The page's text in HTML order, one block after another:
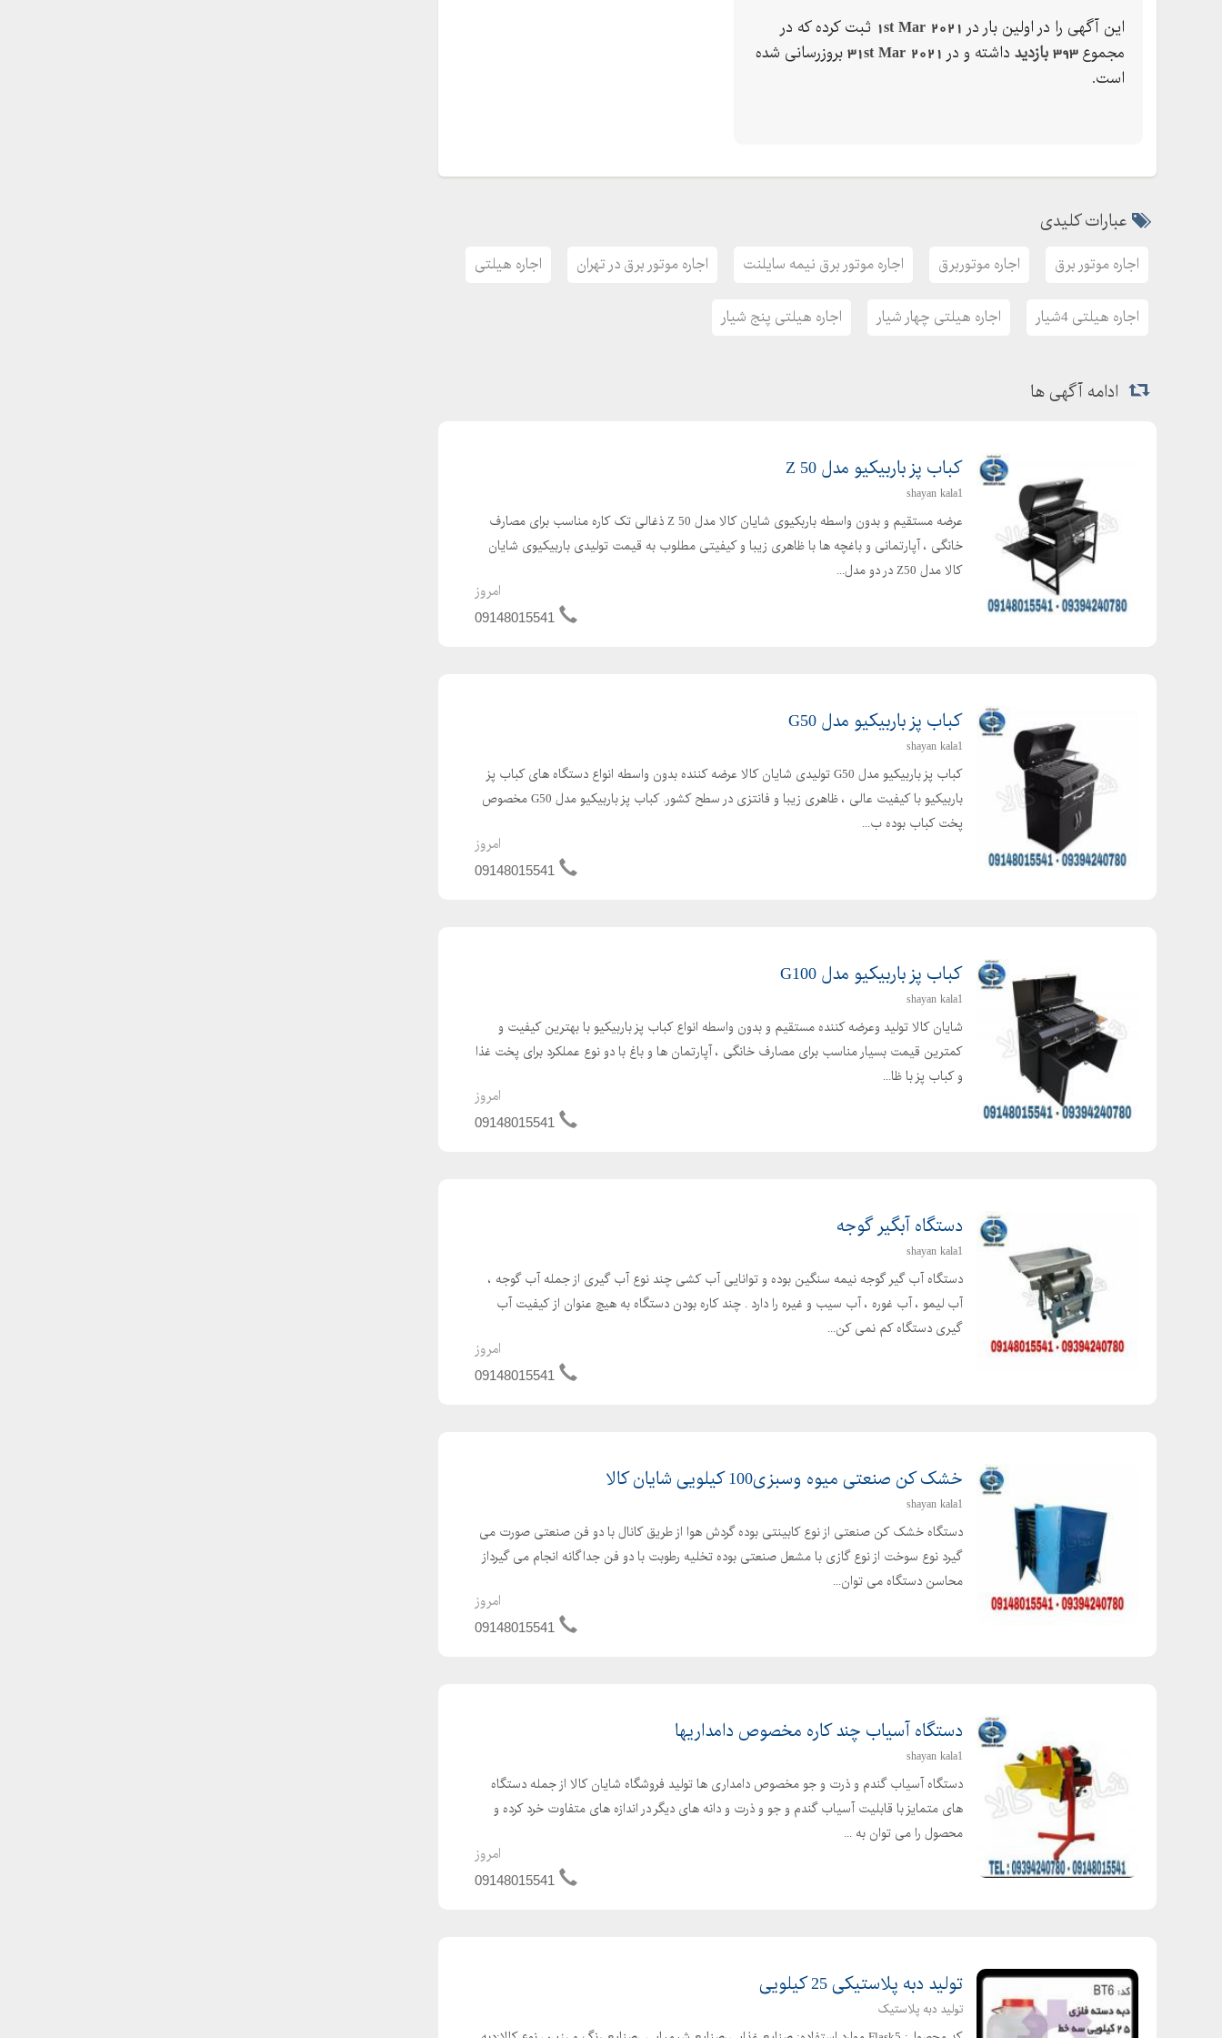
هاشمیان
این آگهی را در اولین بار در 1st Mar 2021 ثبت کرده که در
مجموع393 بازدید داشته و در 31st Mar 2021 بروزرسانی شده
است.
عبارات کلیدی
اجاره موتور برق اجاره موتوربرق اجاره موتور برق نیمه سایلنت اجاره موتور برق در تهران اجاره هیلتی
اجاره هیلتی 4شیار اجاره هیلتی چهار شیار اجاره هیلتی پنج شیار
ادامه آگهی ها
کباب پز باربیکیو مدل Z 50
shayan kala1
عرضه مستقیم و بدون واسطه باربکیوی شایان کالا مدل Z 50 ذغالی تک کاره مناسب برای مصارف
خانگی ، آپارتمانی و باغچه ها با ظاهری زیبا و کیفیتی مطلوب به قیمت تولیدی باربیکیوی شایان
کالا مدل Z50 در دو مدل...
امروز
09148015541
کباب پز باربیکیو مدل G50
shayan kala1
کباب پز باربیکیو مدل G50 تولیدی شایان کالا عرضه کننده بدون واسطه انواع دستگاه های کباب پز
باربیکیو با کیفیت عالی ، ظاهری زیبا و فانتزی در سطح کشور. کباب پز باربیکیو مدل G50 مخصوص
پخت کباب بوده ب...
امروز
09148015541
کباب پز باربیکیو مدل G100
shayan kala1
شایان کالا تولید وعرضه کننده مستقیم و بدون واسطه انواع کباب پز باربیکیو با بهترین کیفیت و
کمترین قیمت بسیار مناسب برای مصارف خانگی ، آپارتمان ها و باغ با دو نوع عملکرد برای پخت غذا
و کباب پز با ظا...
امروز
09148015541
دستگاه آبگیر گوجه
shayan kala1
دستگاه آب گیر گوجه نیمه سنگین بوده و توانایی آب کشی چند نوع آب گیری از جمله آب گوجه ،
آب لیمو ، آب غوره ، آب سیب و غیره را دارد . چند کاره بودن دستگاه به هیچ عنوان از کیفیت آب
گیری دستگاه کم نمی کن...
امروز
09148015541
خشک کن صنعتی میوه وسبزی100 کیلویی شایان کالا
shayan kala1
دستگاه خشک کن صنعتی از نوع کابینتی بوده گردش هوا از طریق کانال با دو فن صنعتی صورت می
گیرد نوع سوخت از نوع گازی با مشعل صنعتی بوده تخلیه رطوبت با دو فن جداگانه انجام می گیرداز
محاسن دستگاه می توان...
امروز
09148015541
دستگاه آسیاب چند کاره مخصوص دامداریها
shayan kala1
دستگاه آسیاب گندم و ذرت و جو مخصوص دامداری ها تولید فروشگاه شایان کالا از جمله دستگاه
های متمایز با قابلیت آسیاب گندم و جو و ذرت و دانه های دیگر در اندازه های متفاوت خرد کرده و
محصول را می توان به ...
امروز
09148015541
تولید دبه پلاستیکی 25 کیلویی
تولید دبه پلاستیک